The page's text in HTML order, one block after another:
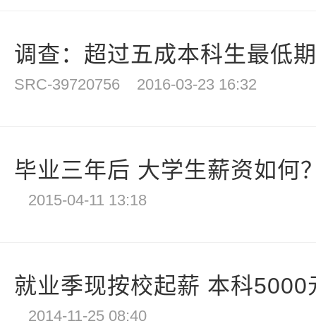
调查：超过五成本科生最低
SRC-39720756 2016-03-23 16:32
毕业三年后 大学生薪资如何
2015-04-11 13:18
就业季现按校起薪 本科
2014-11-25 08:40